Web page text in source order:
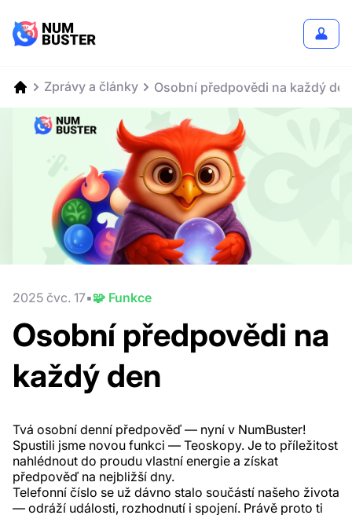
Zprávy a články Osobní předpovědi na každý den
2025 čvc. 17 🧩 Funkce
Osobní předpovědi na
každý den
Tvá osobní denní předpověď — nyní v NumBuster!
Spustili jsme novou funkci — Teoskopy. Je to příležitost
nahlédnout do proudu vlastní energie a získat
předpověď na nejbližší dny.
Telefonní číslo se už dávno stalo součástí našeho života
— odráží události, rozhodnutí i spojení. Právě proto ti